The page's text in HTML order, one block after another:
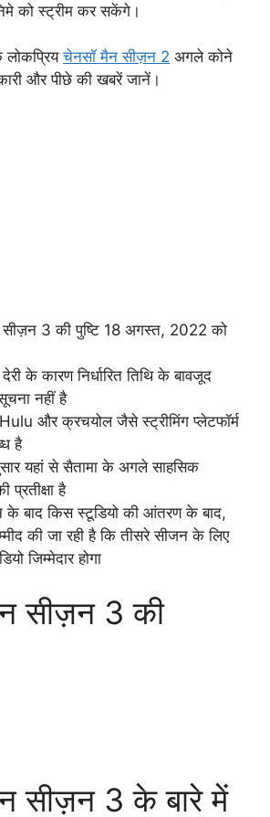
को स्ट्रीम कर सकेंगे।
लोकप्रियचेनसॉ मैन सीज़न 2 अगले कोने
और पीछे की खबरें जानें।
3 की पुष्टि 18 अगस्त, 2022 को
के कारण निर्धारित तिथि के बावजूद
नहीं है
और क्रचयोल जैसे स्ट्रीमिंग प्लेटफॉर्म
है
यहां से सैतामा के अगले साहसिक
प्रतीक्षा है
के बाद किस स्टूडियो की आंतरण के बाद,
की जा रही है कि तीसरे सीजन के लिए
जिम्मेदार होगा
सीज़न 3 की
सीज़न 3 के बारे में